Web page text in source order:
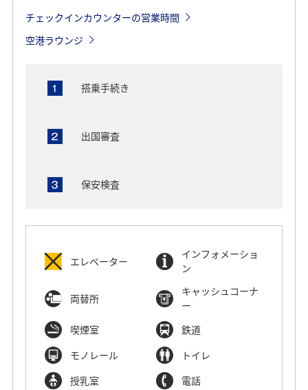
チェックインカウンターの営業時間
空港ラウンジ
搭乗手続き
出国審査
保安検査
エレベーター
インフォメーショ
ン
両替所
キャッシュコーナ
ー
喫煙室
鉄道
モノレール
トイレ
授乳室
電話